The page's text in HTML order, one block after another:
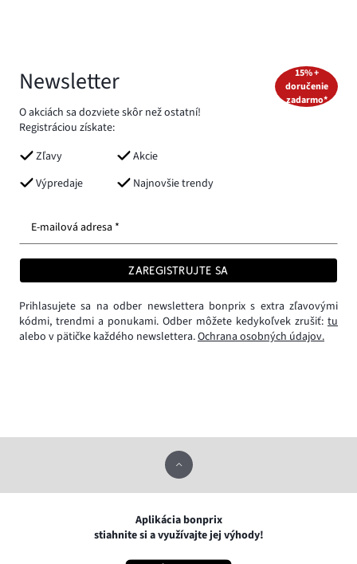
Newsletter
O akciách sa dozviete skôr než ostatní!
Registráciou získate:
Zľavy
Akcie
Výpredaje
Najnovšie trendy
15% +
doručenie
zadarmo*
E-mailová adresa *
ZAREGISTRUJTE SA
Prihlasujete sa na odber newslettera bonprix s extra zľavovými
kódmi, trendmi a ponukami. Odber môžete kedykoľvek zrušiť: tu
alebo v pätičke každého newslettera.Ochrana osobných údajov.
Aplikácia bonprix
stiahnite si a využívajte jej výhody!